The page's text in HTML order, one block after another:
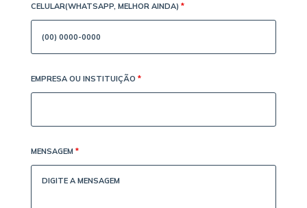
CELULAR(WHATSAPP, MELHOR AINDA) *
EMPRESA OU INSTITUIÇÃO *
MENSAGEM *